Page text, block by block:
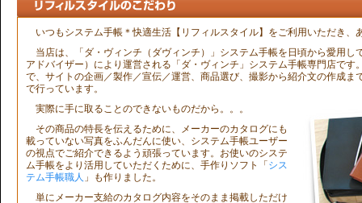
いつもシステム手帳＊快適生活【リフィルスタイル】をご利用いただき、
当店は、「ダ・ヴィンチ（ダヴィンチ）」システム手帳を日頃から愛用し
アドバイザー）により運営される「ダ・ヴィンチ」システム手帳専門店です
で、サイトの企画／製作／宣伝／運営、商品選び、撮影から紹介文の作成ま
で行っています。
実際に手に取ることのできないものだから。。。
その商品の特長を伝えるために、メーカーのカタログにも
載っていない写真をふんだんに使い、システム手帳ユーザー
の視点でご紹介できるよう頑張っています。お使いのシステ
ム手帳をより活用していただくために、手作りソフト「シス
テム手帳職人 」も作りました。
単にメーカー支給のカタログ内容をそのまま掲載しただけ